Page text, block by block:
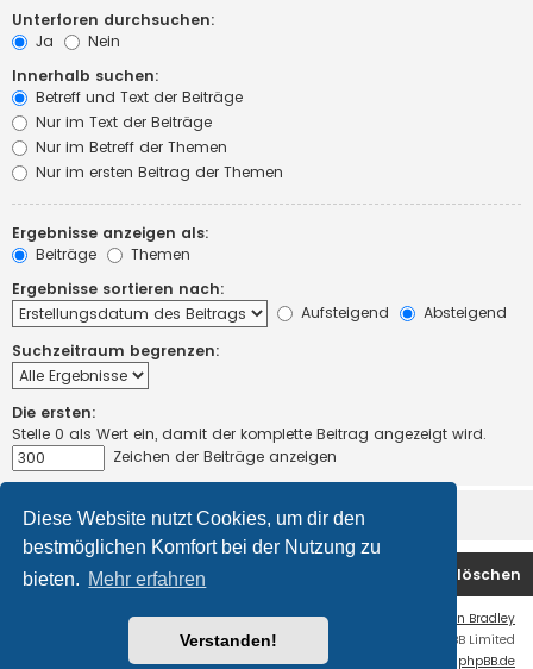
Diese Website nutzt Cookies, um dir den
bestmöglichen Komfort bei der Nutzung zu
bieten. Mehr erfahren
Verstanden!
Unterforen durchsuchen:
Ja
Nein
Innerhalb suchen:
Betreff und Text der Beiträge
Nur im Text der Beiträge
Nur im Betreff der Themen
Nur im ersten Beitrag der Themen
Ergebnisse anzeigen als:
Beiträge
Themen
Ergebnisse sortieren nach:
Aufsteigend
Absteigend
Suchzeitraum begrenzen:
Die ersten:
Stelle 0 als Wert ein, damit der komplette Beitrag angezeigt wird.
Zeichen der Beiträge anzeigen
Startseite Foren-Übersicht Alle Cookies löschen
Ian Bradley
Powered byphpBB
® Forum Software © phpBB Limited
Deutsche Übersetzung durch phpBB.de